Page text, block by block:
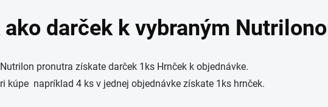
darček k vybraným
pronutra získate darček 1ks Hrnček k objednávke.
kúpe napríklad 4 ks v jednej objednávke získate 1ks hrnček.